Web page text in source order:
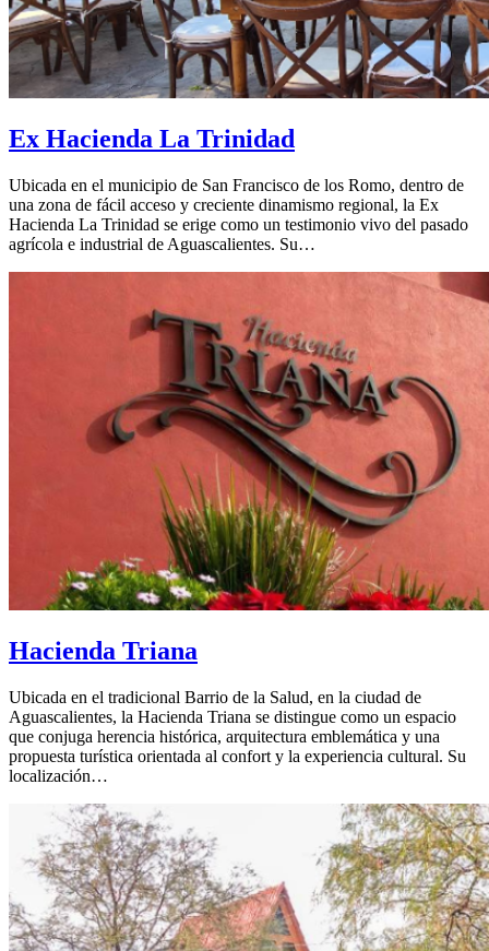
Ex Hacienda La Trinidad
Ubicada en el municipio de San Francisco de los Romo, dentro de
una zona de fácil acceso y creciente dinamismo regional, la Ex
Hacienda La Trinidad se erige como un testimonio vivo del pasado
agrícola e industrial de Aguascalientes. Su…
Hacienda Triana
Ubicada en el tradicional Barrio de la Salud, en la ciudad de
Aguascalientes, la Hacienda Triana se distingue como un espacio
que conjuga herencia histórica, arquitectura emblemática y una
propuesta turística orientada al confort y la experiencia cultural. Su
localización…